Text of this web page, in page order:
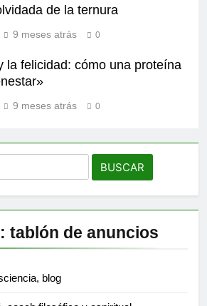
de la ternura
9 meses atrás 0
la felicidad: cómo una proteína
9 meses atrás 0
tablón de anuncios
blog